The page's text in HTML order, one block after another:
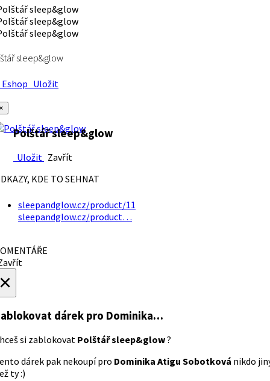
sleep&glow
Uložit
Polštář sleep&glow
Uložit Zavřít
KDE TO SEHNAT
sleepandglow.cz/product/11
sleepandglow.cz/product…
dárek pro Dominika…
si zablokovat Polštář sleep&glow?
dárek pak nekoupí pro Dominika Atigu Sobotková nikdo
ty :)